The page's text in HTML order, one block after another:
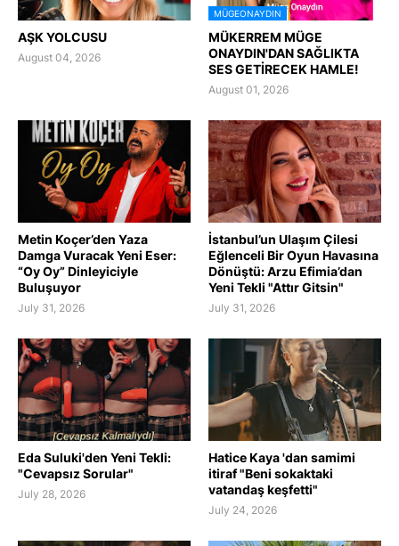
AŞK YOLCUSU
August 04, 2026
MÜGEONAYDIN
MÜKERREM MÜGE
ONAYDIN'DAN SAĞLIKTA
SES GETİRECEK HAMLE!
August 01, 2026
Metin Koçer’den Yaza
Damga Vuracak Yeni Eser:
“Oy Oy” Dinleyiciyle
Buluşuyor
July 31, 2026
İstanbul’un Ulaşım Çilesi
Eğlenceli Bir Oyun Havasına
Dönüştü: Arzu Efimia’dan
Yeni Tekli "Attır Gitsin"
July 31, 2026
Eda Suluki'den Yeni Tekli:
"Cevapsız Sorular"
July 28, 2026
Hatice Kaya 'dan samimi
itiraf "Beni sokaktaki
vatandaş keşfetti"
July 24, 2026